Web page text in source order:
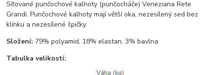
Síťované punčochové kalhoty (punčocháče) Veneziana Rete
Grandi. Punčochové kalhoty mají větší oka, nezesílený sed bez
klínku a nezesílené špičky.
Složení: 79% polyamid, 18% elastan, 3% bavlna
Tabulka velikostí: